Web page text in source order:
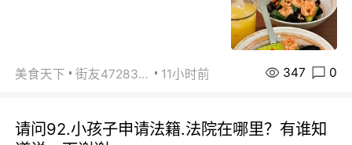
美食天下 街友472838572 11小时前 347 0
请问92.小孩子申请法籍.法院在哪里？有谁知